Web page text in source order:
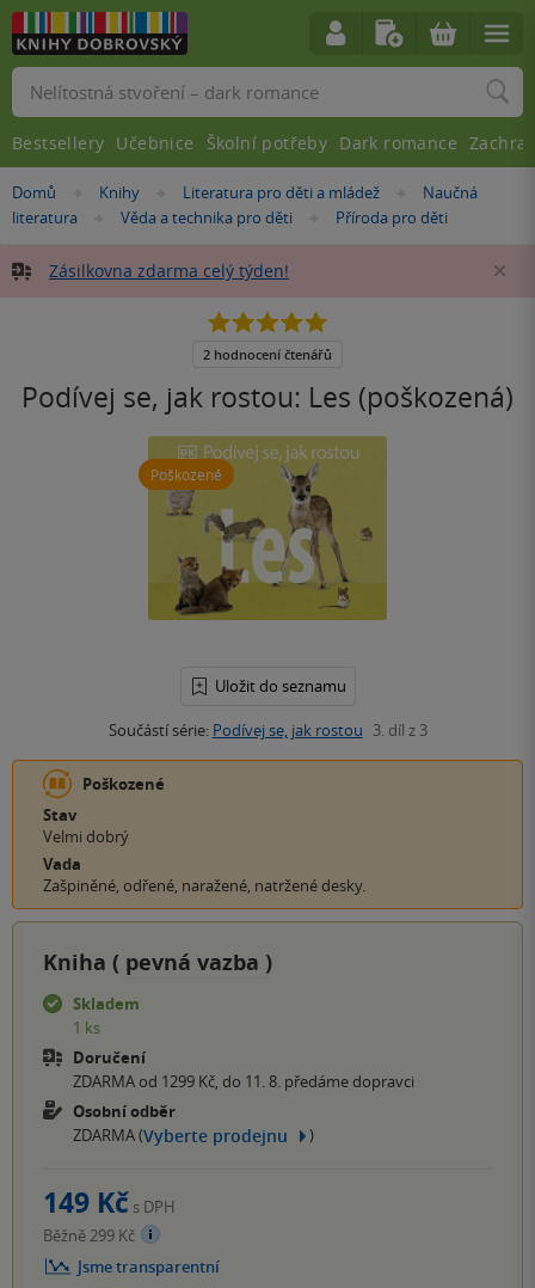
Nacházíte
se
Domů »
Knihy »Literatura pro děti a mládež »Naučná
literatura
»
Věda a technika pro děti »Příroda pro děti
Zásilkovna zdarma celý týden!
Podívej se, jak rostou: Les (poškozená)
Poškozené
Uložit do seznamu
Součástí série: Podívej se, jak rostou 3. díl z 3
5.0
5
2 hodnocení čtenářů
Poškozené
Stav
Velmi dobrý
Vada
Zašpiněné, odřené, naražené, natržené desky.
Kniha ( pevná vazba )
Skladem
1 ks
Doručení
ZDARMA od 1299 Kč, do 11. 8. předáme dopravci
Osobní odběr
ZDARMA (Vyberte prodejnu )
149 Kč s DPH
Běžně 299 Kč
Jsme transparentní
Vyhledávání
Bestsellery Učebnice Školní potřeby Dark romance